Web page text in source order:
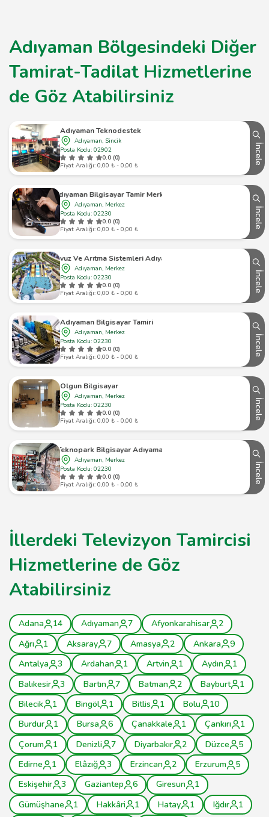
Adıyaman Bölgesindeki Diğer
Tamirat-Tadilat Hizmetlerine
de Göz Atabilirsiniz
Adıyaman Teknodestek
Adıyaman, Sincik
Posta Kodu: 02902
0.0 (0)
Fiyat Aralığı: 0,00 ₺ - 0,00 ₺
İncele
Adıyaman Bilgisayar Tamir Merkezi
Adıyaman, Merkez
Posta Kodu: 02230
0.0 (0)
Fiyat Aralığı: 0,00 ₺ - 0,00 ₺
İncele
Ada Havuz Ve Arıtma Sistemleri Adıyaman Şubesi
Adıyaman, Merkez
Posta Kodu: 02230
0.0 (0)
Fiyat Aralığı: 0,00 ₺ - 0,00 ₺
İncele
Adıyaman Bilgisayar Tamiri
Adıyaman, Merkez
Posta Kodu: 02230
0.0 (0)
Fiyat Aralığı: 0,00 ₺ - 0,00 ₺
İncele
Olgun Bilgisayar
Adıyaman, Merkez
Posta Kodu: 02230
0.0 (0)
Fiyat Aralığı: 0,00 ₺ - 0,00 ₺
İncele
Teknopark Bilgisayar Adıyaman
Adıyaman, Merkez
Posta Kodu: 02230
0.0 (0)
Fiyat Aralığı: 0,00 ₺ - 0,00 ₺
İncele
İllerdeki Televizyon Tamircisi
Hizmetlerine de Göz
Atabilirsiniz
Adana 14 Adıyaman 7 Afyonkarahisar
2
Ağrı
1 Aksaray 7 Amasya 2 Ankara
9
Antalya
3 Ardahan 1 Artvin 1 Aydın
1
Balıkesir
3 Bartın 7 Batman 2 Bayburt
1
Bilecik
1 Bingöl 1 Bitlis 1 Bolu
10
Burdur
1 Bursa 6 Çanakkale 1 Çankırı
1
Çorum
1 Denizli 7 Diyarbakır 2 Düzce
5
Edirne
1 Elâzığ 3 Erzincan 2 Erzurum
5
Eskişehir
3 Gaziantep 6 Giresun
1
Gümüşhane
1 Hakkâri 1 Hatay 1 Iğdır
1